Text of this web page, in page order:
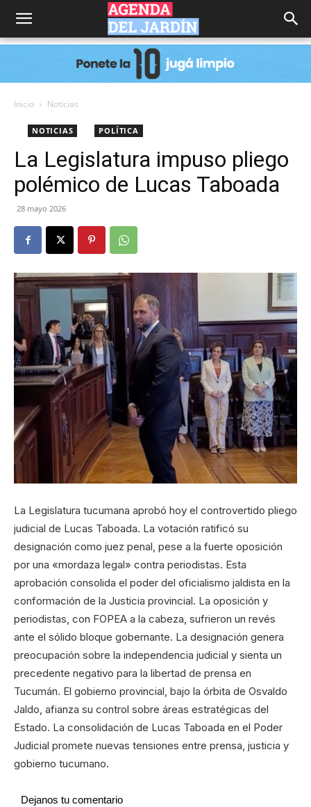
Agenda
del
Jardín
Inicio Noticias
NOTICIAS POLÍTICA
La Legislatura impuso pliego
polémico de Lucas Taboada
28 mayo 2026
La Legislatura tucumana aprobó hoy el controvertido pliego
judicial de Lucas Taboada. La votación ratificó su
designación como juez penal, pese a la fuerte oposición
por una «mordaza legal» contra periodistas. Esta
aprobación consolida el poder del oficialismo jaldista en la
conformación de la Justicia provincial. La oposición y
periodistas, con FOPEA a la cabeza, sufrieron un revés
ante el sólido bloque gobernante. La designación genera
preocupación sobre la independencia judicial y sienta un
precedente negativo para la libertad de prensa en
Tucumán. El gobierno provincial, bajo la órbita de Osvaldo
Jaldo, afianza su control sobre áreas estratégicas del
Estado. La consolidación de Lucas Taboada en el Poder
Judicial promete nuevas tensiones entre prensa, justicia y
gobierno tucumano.
Dejanos tu comentario